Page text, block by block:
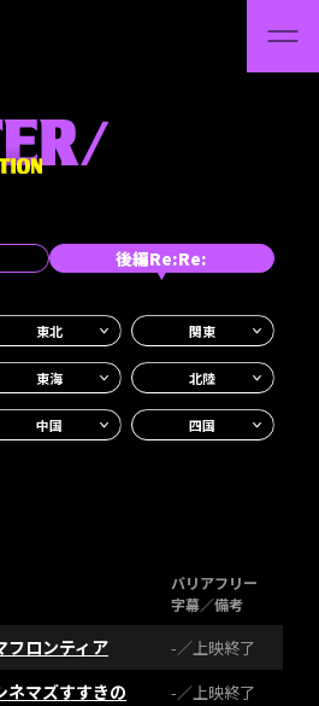
後編Re:Re:
東北 関東
東海 北陸
中国 四国
バリアフリー
字幕／備考
フロンティア
-／上映終了
ネマズすすきの
-／上映終了